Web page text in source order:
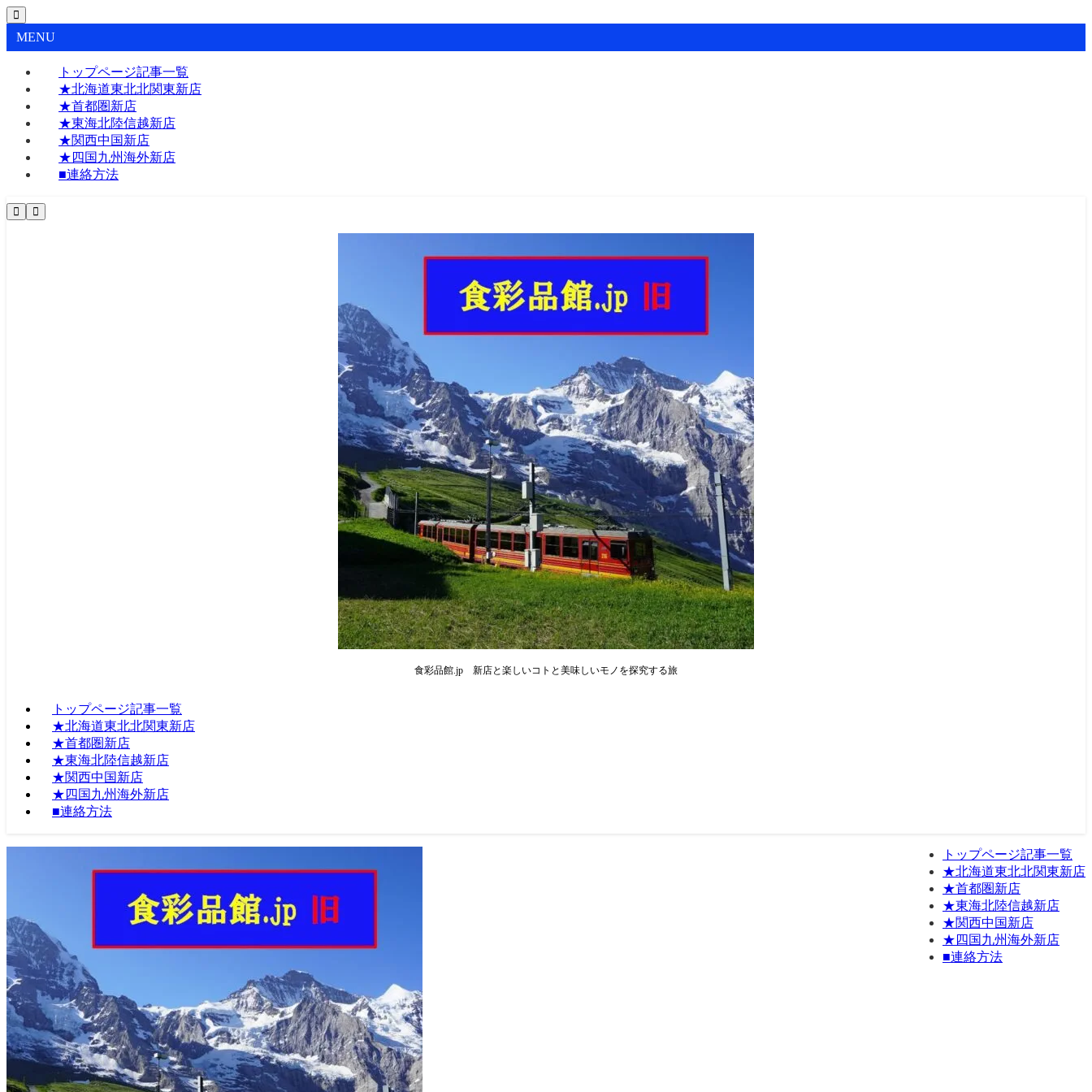
MENU
トップページ記事一覧
★北海道東北北関東新店
★首都圏新店
★東海北陸信越新店
★関西中国新店
★四国九州海外新店
■連絡方法
食彩品館.jp 新店と楽しいコトと美味しいモノを探究する旅
トップページ記事一覧
★北海道東北北関東新店
★首都圏新店
★東海北陸信越新店
★関西中国新店
★四国九州海外新店
■連絡方法
トップページ記事一覧
★北海道東北北関東新店
★首都圏新店
★東海北陸信越新店
★関西中国新店
★四国九州海外新店
■連絡方法